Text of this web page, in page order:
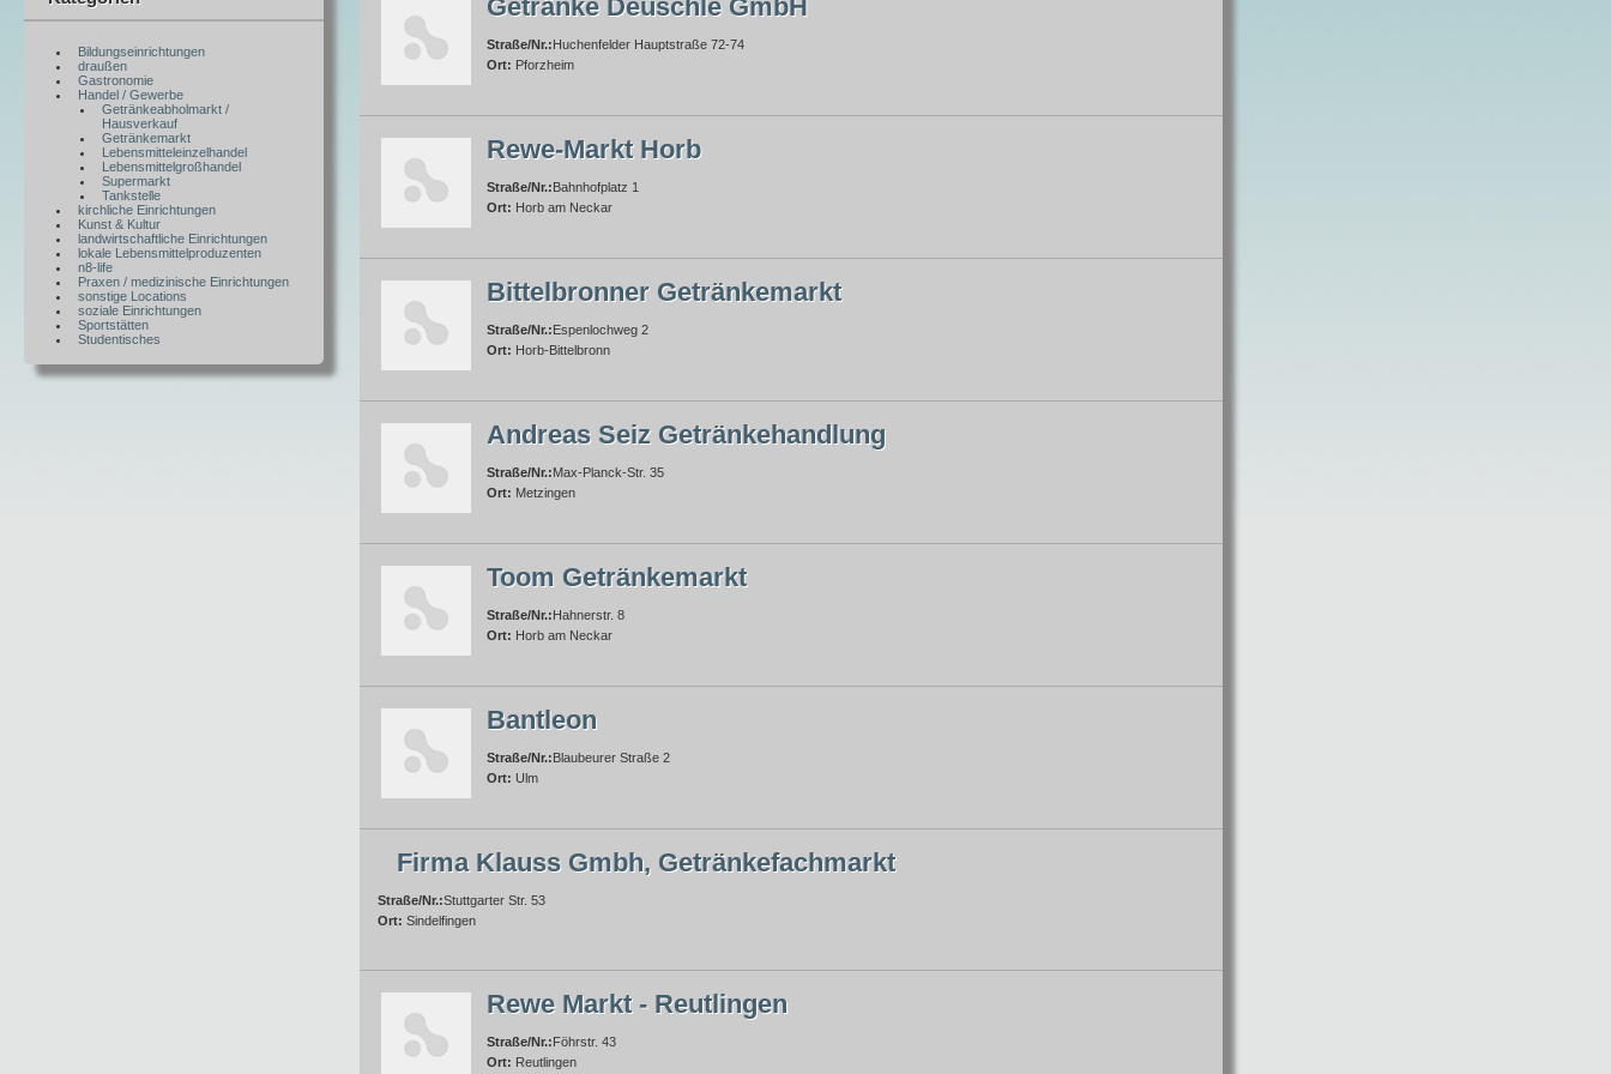
Bildungseinrichtungen
draußen
Gastronomie
Handel / Gewerbe
Getränkeabholmarkt /
Hausverkauf
Getränkemarkt
Lebensmitteleinzelhandel
Lebensmittelgroßhandel
Supermarkt
Tankstelle
kirchliche Einrichtungen
Kunst & Kultur
landwirtschaftliche Einrichtungen
lokale Lebensmittelproduzenten
n8-life
Praxen / medizinische Einrichtungen
sonstige Locations
soziale Einrichtungen
Sportstätten
Studentisches
Getränke Deuschle GmbH
Straße/Nr.:Huchenfelder Hauptstraße 72-74
Ort: Pforzheim
Rewe-Markt Horb
Straße/Nr.:Bahnhofplatz 1
Ort: Horb am Neckar
Bittelbronner Getränkemarkt
Straße/Nr.:Espenlochweg 2
Ort: Horb-Bittelbronn
Andreas Seiz Getränkehandlung
Straße/Nr.:Max-Planck-Str. 35
Ort: Metzingen
Toom Getränkemarkt
Straße/Nr.:Hahnerstr. 8
Ort: Horb am Neckar
Bantleon
Straße/Nr.:Blaubeurer Straße 2
Ort: Ulm
Firma Klauss Gmbh, Getränkefachmarkt
Straße/Nr.:Stuttgarter Str. 53
Ort: Sindelfingen
Rewe Markt - Reutlingen
Straße/Nr.:Föhrstr. 43
Ort: Reutlingen